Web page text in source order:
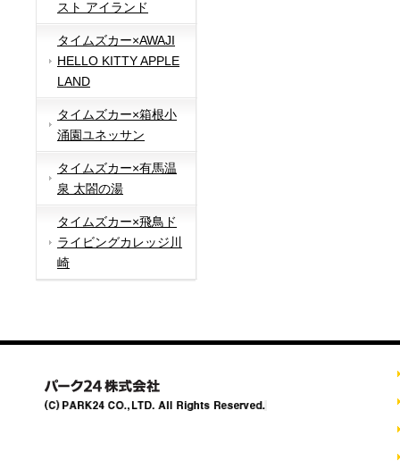
スト アイランド
タイムズカー×AWAJI
HELLO KITTY APPLE
LAND
タイムズカー×箱根小
涌園ユネッサン
タイムズカー×有馬温
泉 太閤の湯
タイムズカー×飛鳥ド
ライビングカレッジ川
崎